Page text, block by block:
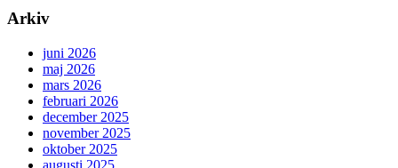
Arkiv
juni 2026
maj 2026
mars 2026
februari 2026
december 2025
november 2025
oktober 2025